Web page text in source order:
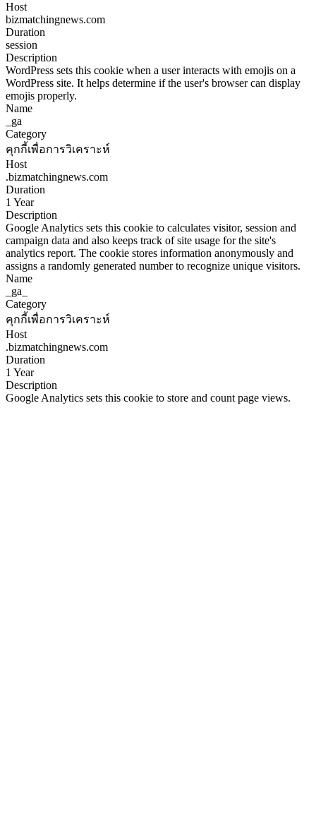
Host
bizmatchingnews.com
Duration
session
Description
WordPress sets this cookie when a user interacts with emojis on a
WordPress site. It helps determine if the user's browser can display
emojis properly.
Name
_ga
Category
คุกกี้เพื่อการวิเคราะห์
Host
.bizmatchingnews.com
Duration
1 Year
Description
Google Analytics sets this cookie to calculates visitor, session and
campaign data and also keeps track of site usage for the site's
analytics report. The cookie stores information anonymously and
assigns a randomly generated number to recognize unique visitors.
Name
_ga_
Category
คุกกี้เพื่อการวิเคราะห์
Host
.bizmatchingnews.com
Duration
1 Year
Description
Google Analytics sets this cookie to store and count page views.